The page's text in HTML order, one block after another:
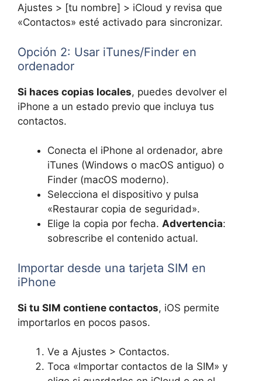
Ajustes > [tu nombre] > iCloud y revisa que
«Contactos» esté activado para sincronizar.
Opción 2: Usar iTunes/Finder en
ordenador
Si haces copias locales, puedes devolver el
iPhone a un estado previo que incluya tus
contactos.
Conecta el iPhone al ordenador, abre
iTunes (Windows o macOS antiguo) o
Finder (macOS moderno).
Selecciona el dispositivo y pulsa
«Restaurar copia de seguridad».
Elige la copia por fecha. Advertencia:
sobrescribe el contenido actual.
Importar desde una tarjeta SIM en
iPhone
Si tu SIM contiene contactos, iOS permite
importarlos en pocos pasos.
Ve a Ajustes > Contactos.
Toca «Importar contactos de la SIM» y